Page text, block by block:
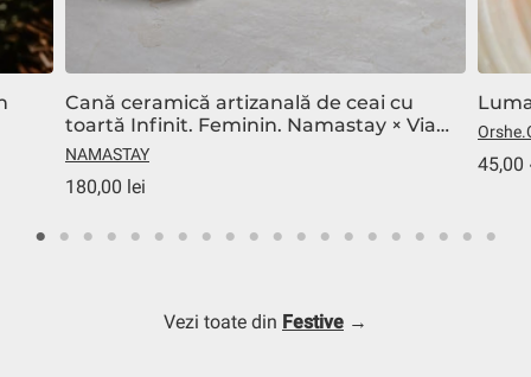
Cană ceramică artizanală de ceai cu
toartă Infinit. Feminin. Namastay × Via
Postumia Ceramics
NAMASTAY
180,00 lei
45,00
Vezi toate din Festive →